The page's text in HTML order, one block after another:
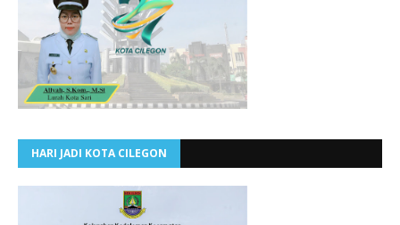
HARI JADI KOTA CILEGON